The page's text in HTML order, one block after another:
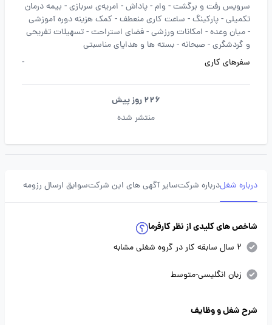
سرویس رفت و برگشت -وام -پاداش - امریه‌ی سربازی - بیمه درمان
تکمیلی -پارکینگ - ساعت کاری منعطف - کمک هزینه دوره آموزشی
-میان وعده - امکانات ورزشی -فضای استراحت -تسهیلات تفریحی
و گردشگری - صبحانه -بسته ها و هدایای مناسبتی
سفرهای کاری
-
226 روز پیش
منتشر شده
درباره شغلدرباره شرکتسایر آگهی های این شرکتسوابق ارسال رزومه
شاخص های کلیدی از نظر کارفرما
2 سال سابقه کار در گروه شغلی مشابه
زبان انگلیسی-متوسط
شرح شغل و وظایف